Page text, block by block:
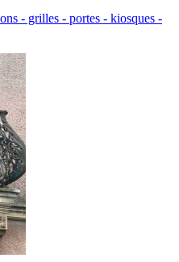
- grilles - portes - kiosques -